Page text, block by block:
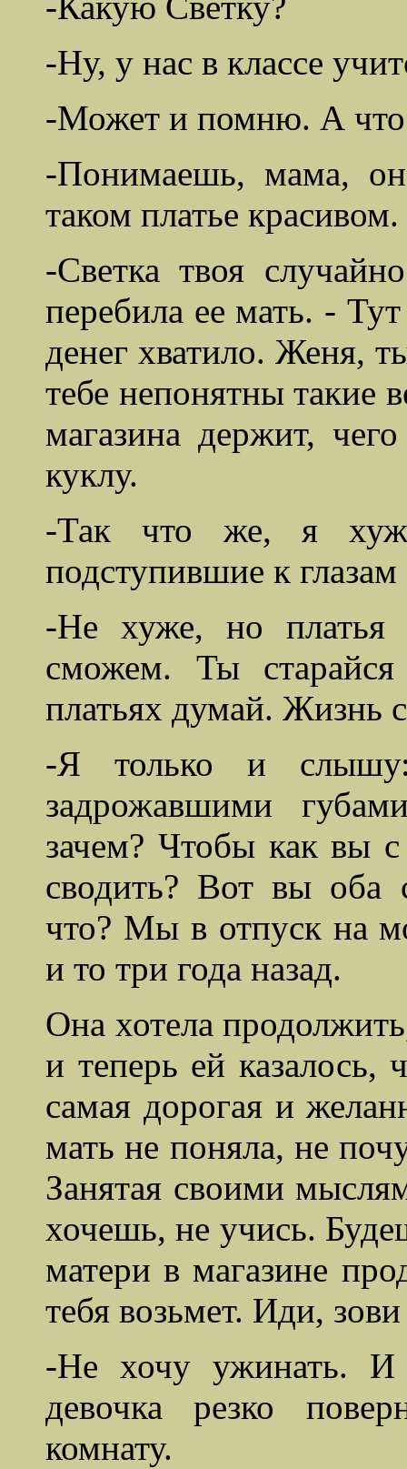
-Ну, у нас в классе
-Может и помню. А что
-Понимаешь, мама,
таком платье красивом.
-Светка твоя
перебила ее мать. -
денег хватило. Женя,
тебе непонятны такие
магазина держит,
куклу.
-Так что же, я
подступившие к
-Не хуже, но платья
сможем. Ты
платьях думай. Жизнь
-Я только и
задрожавшими
зачем? Чтобы как вы с
сводить? Вот вы оба
что? Мы в отпуск на
и то три года назад.
Она хотела
и теперь ей казалось,
самая дорогая и
мать не поняла, не
Занятая своими
хочешь, не учись.
матери в магазине
тебя возьмет. Иди,
-Не хочу ужинать.
девочка резко
комнату.